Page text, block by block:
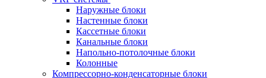
Наружные блоки
Настенные блоки
Кассетные блоки
Канальные блоки
Напольно-потолочные блоки
Колонные
Компрессорно-конденсаторные блоки